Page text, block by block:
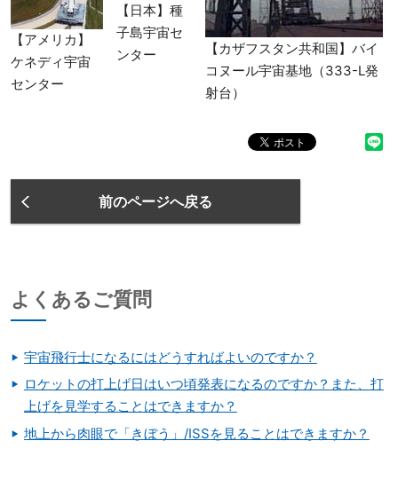
【アメリカ】
ケネディ宇宙
センター
【日本】種
子島宇宙セ
ンター
【カザフスタン共和国】バイ
コヌール宇宙基地（333-L発
射台）
前のページへ戻る
よくあるご質問
宇宙飛行士になるにはどうすればよいのですか？
ロケットの打上げ日はいつ頃発表になるのですか？また、打
上げを見学することはできますか？
地上から肉眼で「きぼう」/ISSを見ることはできますか？